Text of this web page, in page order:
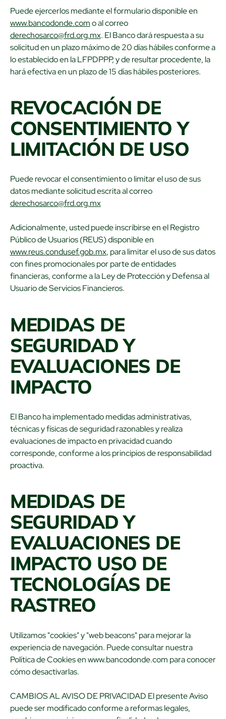
Puede ejercerlos mediante el formulario disponible en
www.bancodonde.como al correo
derechosarco@frd.org.mx. El Banco dará respuesta a su
solicitud en un plazo máximo de 20 días hábiles conforme a
lo establecido en la LFPDPPP, y de resultar procedente, la
hará efectiva en un plazo de 15 días hábiles posteriores.
REVOCACIÓN DE
CONSENTIMIENTO Y
LIMITACIÓN DE USO
Puede revocar el consentimiento o limitar el uso de sus
datos mediante solicitud escrita al correo
derechosarco@frd.org.mx
Adicionalmente, usted puede inscribirse en el Registro
Público de Usuarios (REUS) disponible en
www.reus.condusef.gob.mx, para limitar el uso de sus datos
con fines promocionales por parte de entidades
financieras, conforme a la Ley de Protección y Defensa al
Usuario de Servicios Financieros.
MEDIDAS DE
SEGURIDAD Y
EVALUACIONES DE
IMPACTO
El Banco ha implementado medidas administrativas,
técnicas y físicas de seguridad razonables y realiza
evaluaciones de impacto en privacidad cuando
corresponde, conforme a los principios de responsabilidad
proactiva.
MEDIDAS DE
SEGURIDAD Y
EVALUACIONES DE
IMPACTO USO DE
TECNOLOGÍAS DE
RASTREO
Utilizamos "cookies" y "web beacons" para mejorar la
experiencia de navegación. Puede consultar nuestra
Política de Cookies en www.bancodonde.com para conocer
cómo desactivarlas.
CAMBIOS AL AVISO DE PRIVACIDAD El presente Aviso
puede ser modificado conforme a reformas legales,